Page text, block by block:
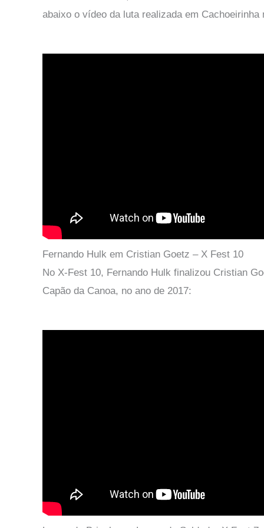
abaixo o vídeo da luta realizada em Cachoeirinha
Fernando Hulk em Cristian Goetz – X Fest 10
No X-Fest 10, Fernando Hulk finalizou Cristian
Capão da Canoa, no ano de 2017: